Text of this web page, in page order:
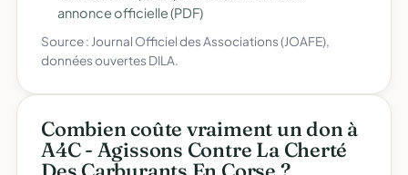
annonce officielle (PDF)
Source : Journal Officiel des Associations (JOAFE),
données ouvertes DILA.
Combien coûte vraiment un don à
A4C - Agissons Contre La Cherté